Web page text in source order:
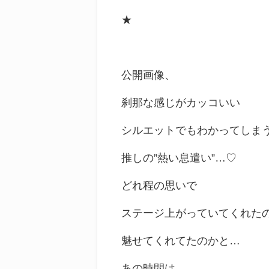
★
公開画像、
刹那な感じがカッコいい
シルエットでもわかってしま
推しの”熱い息遣い”…♡
どれ程の思いで
ステージ上がっていてくれた
魅せてくれてたのかと…